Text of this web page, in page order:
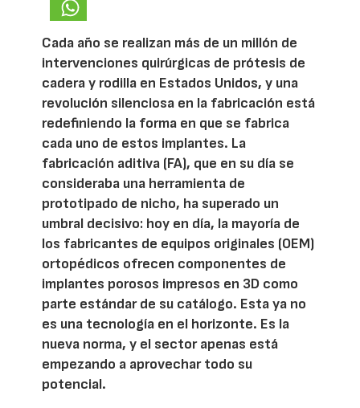
Cada año se realizan más de un millón de
intervenciones quirúrgicas de prótesis de
cadera y rodilla en Estados Unidos, y una
revolución silenciosa en la fabricación está
redefiniendo la forma en que se fabrica
cada uno de estos implantes. La
fabricación aditiva (FA), que en su día se
consideraba una herramienta de
prototipado de nicho, ha superado un
umbral decisivo: hoy en día, la mayoría de
los fabricantes de equipos originales (OEM)
ortopédicos ofrecen componentes de
implantes porosos impresos en 3D como
parte estándar de su catálogo. Esta ya no
es una tecnología en el horizonte. Es la
nueva norma, y el sector apenas está
empezando a aprovechar todo su
potencial.